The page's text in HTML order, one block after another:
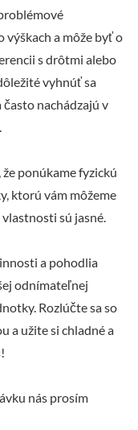
výškach a môže byť o
s drôtmi alebo
vyhnúť sa
nachádzajú v
ponúkame fyzickú
ktorú vám môžeme
sú jasné.
a pohodlia
odnímateľnej
Rozlúčte sa so
a užite si chladné a
nás prosím